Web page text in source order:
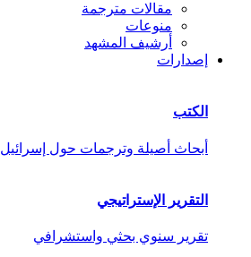
مقالات مترجمة
منوعات
أرشيف المشهد
إصدارات
الكتب
أبحاث أصيلة وترجمات حول إسرائيل
التقرير الإستراتيجي
تقرير سنوي بحثي واستشرافي